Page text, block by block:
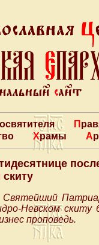
Храмы
Невском скиту
проповедь.